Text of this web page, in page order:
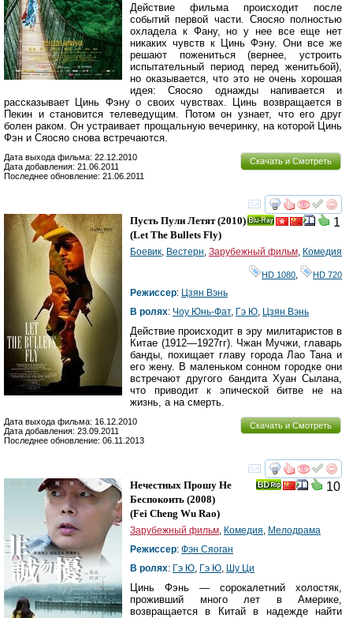
Действие фильма происходит после
событий первой части. Сяосяо полностью
охладела к Фану, но у нее все еще нет
никаких чувств к Цинь Фэну. Они все же
решают пожениться (вернее, устроить
испытательный период перед женитьбой),
но оказывается, что это не очень хорошая
идея: Сяосяо однажды напивается и
рассказывает Цинь Фэну о своих чувствах. Цинь возвращается в
Пекин и становится телеведущим. Потом он узнает, что его друг
болен раком. Он устраивает прощальную вечеринку, на которой Цинь
Фэн и Сяосяо снова встречаются.
Скачать и Смотреть
Дата выхода фильма: 22.12.2010
Дата добавления: 21.06.2011
Последнее обновление: 21.06.2011
смотреть
1
Пусть Пули Летят(2010)
(Let The Bullets Fly)
Боевик Вестерн Зарубежный фильм Комедия
HD 1080 HD 720
Режиссер: Цзян Вэнь
В ролях: Чоу Юнь-Фат, Гэ Ю Цзян Вэнь
Действие происходит в эру милитаристов в
Китае (1912—1927гг). Чжан Мучжи, главарь
банды, похищает главу города Лао Тана и
его жену. В маленьком сонном городке они
встречают другого бандита Хуан Сылана,
что приводит к эпической битве не на
жизнь, а на смерть.
Скачать и Смотреть
Дата выхода фильма: 16.12.2010
Дата добавления: 23.09.2011
Последнее обновление: 06.11.2013
смотреть
10
Нечестных Прошу Не
Беспокоить (2008)
(Fei Cheng Wu Rao)
Зарубежный фильм Комедия Мелодрама
Режиссер: Фэн Сяоган
В ролях: Гэ Ю Гэ Ю Шу Ци
Цинь Фэнь — сорокалетний холостяк,
проживший много лет в Америке,
возвращается в Китай в надежде найти